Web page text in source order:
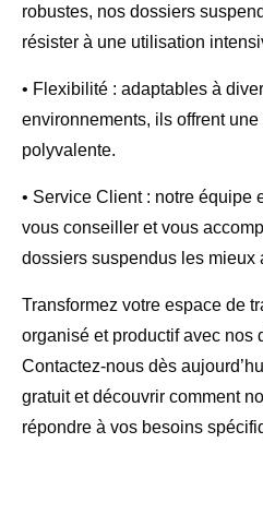
robustes, nos dossiers
résister à une utilisation
• Flexibilité : adaptables à
environnements, ils offrent
polyvalente.
• Service Client : notre équipe
vous conseiller et vous
dossiers suspendus les mieux
Transformez votre espace de
organisé et productif avec nos
Contactez-nous dès
gratuit et découvrir comment
répondre à vos besoins